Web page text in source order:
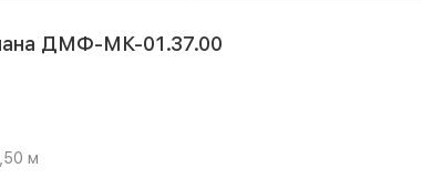
ДМФ-МК-01.37.00
м